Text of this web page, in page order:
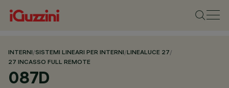
INTERNI/SISTEMI LINEARI PER INTERNI/LINEALUCE 27/
27 INCASSO FULL REMOTE
087D